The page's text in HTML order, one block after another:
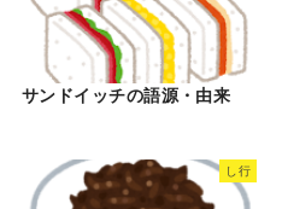
サンドイッチの語源・由来
し行